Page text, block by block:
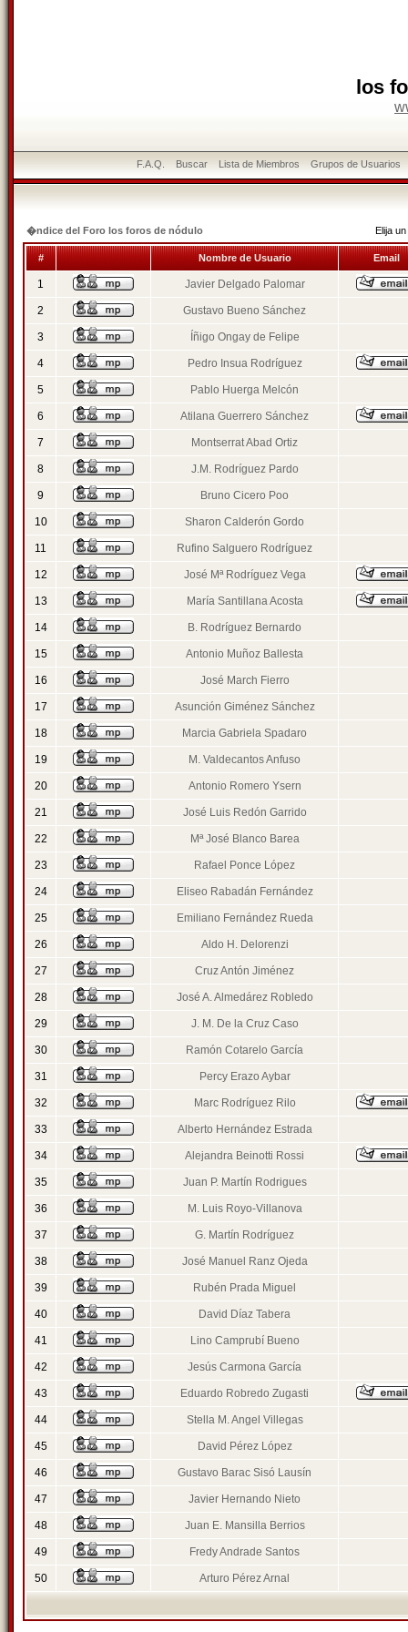
los
F.A.Q. Buscar Lista de Miembros Grupos de Usuarios
�ndice del Foro los foros de nódulo Elija
# Nombre de Usuario Email
1 Javier Delgado Palomar
2 Gustavo Bueno Sánchez
3 Íñigo Ongay de Felipe
4 Pedro Insua Rodríguez
5 Pablo Huerga Melcón
6 Atilana Guerrero Sánchez
7 Montserrat Abad Ortiz
8 J.M. Rodríguez Pardo
9 Bruno Cicero Poo
10 Sharon Calderón Gordo
11 Rufino Salguero Rodríguez
12 José Mª Rodríguez Vega
13 María Santillana Acosta
14 B. Rodríguez Bernardo
15 Antonio Muñoz Ballesta
16 José March Fierro
17 Asunción Giménez Sánchez
18 Marcia Gabriela Spadaro
19 M. Valdecantos Anfuso
20 Antonio Romero Ysern
21 José Luis Redón Garrido
22 Mª José Blanco Barea
23 Rafael Ponce López
24 Eliseo Rabadán Fernández
25 Emiliano Fernández Rueda
26 Aldo H. Delorenzi
27 Cruz Antón Jiménez
28 José A. Almedárez Robledo
29 J. M. De la Cruz Caso
30 Ramón Cotarelo García
31 Percy Erazo Aybar
32 Marc Rodríguez Rilo
33 Alberto Hernández Estrada
34 Alejandra Beinotti Rossi
35 Juan P. Martín Rodrigues
36 M. Luis Royo-Villanova
37 G. Martín Rodríguez
38 José Manuel Ranz Ojeda
39 Rubén Prada Miguel
40 David Díaz Tabera
41 Lino Camprubí Bueno
42 Jesús Carmona García
43 Eduardo Robredo Zugasti
44 Stella M. Angel Villegas
45 David Pérez López
46 Gustavo Barac Sisó Lausín
47 Javier Hernando Nieto
48 Juan E. Mansilla Berrios
49 Fredy Andrade Santos
50 Arturo Pérez Arnal